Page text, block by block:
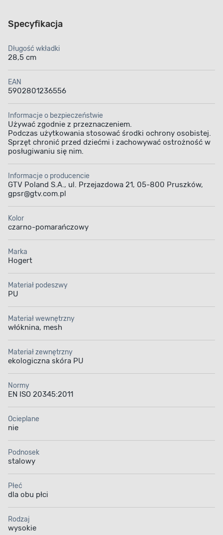
Specyfikacja
Długość wkładki
28,5 cm
EAN
5902801236556
Informacje o bezpieczeństwie
Używać zgodnie z przeznaczeniem.
Podczas użytkowania stosować środki ochrony osobistej.
Sprzęt chronić przed dziećmi i zachowywać ostrożność w
posługiwaniu się nim.
Informacje o producencie
GTV Poland S.A., ul. Przejazdowa 21, 05-800 Pruszków,
gpsr@gtv.com.pl
Kolor
czarno-pomarańczowy
Marka
Hogert
Materiał podeszwy
PU
Materiał wewnętrzny
włóknina, mesh
Materiał zewnętrzny
ekologiczna skóra PU
Normy
EN ISO 20345:2011
Ocieplane
nie
Podnosek
stalowy
Płeć
dla obu płci
Rodzaj
wysokie